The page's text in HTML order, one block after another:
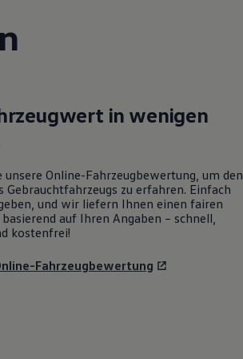
in wenigen
unsere Online-Fahrzeugbewertung, um den
Gebrauchtfahrzeugs zu erfahren. Einfach
und wir liefern Ihnen einen fairen
auf Ihren Angaben – schnell,
kostenfrei!
Fahrzeugbewertung